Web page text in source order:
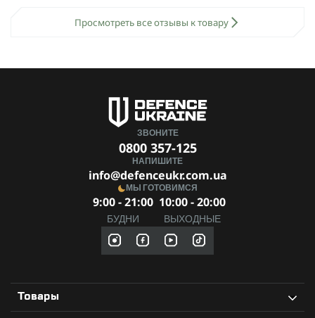
Просмотреть все отзывы к товару
ЗВОНИТЕ
0800 357-125
НАПИШИТЕ
info@defenceukr.com.ua
МЫ ГОТОВИМСЯ
9:00 - 21:00
БУДНИ
10:00 - 20:00
ВЫХОДНЫЕ
Товары